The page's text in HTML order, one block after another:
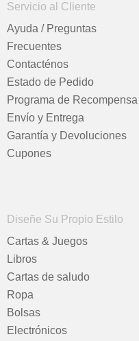
Servicio al Cliente
Ayuda / Preguntas
Frecuentes
Contacténos
Estado de Pedido
Programa de Recompensa
Envío y Entrega
Garantía y Devoluciones
Cupones
Diseñe Su Propio Estilo
Cartas & Juegos
Libros
Cartas de saludo
Ropa
Bolsas
Electrónicos